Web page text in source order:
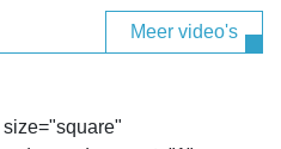
Meer video's